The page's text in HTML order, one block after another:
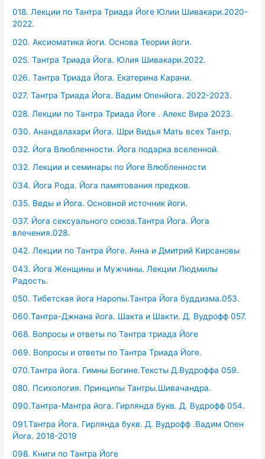
018. Лекции по Тантра Триада Йоге Юлии Шивакари.2020-
2022.
020. Аксиоматика йоги. Основа Теории йоги.
025. Тантра Триада Йога. Юлия Шивакари.2022.
026. Тантра Триада Йога. Екатерина Карани.
027. Тантра Триада Йога. Вадим Опенйога. 2022-2023.
028. Лекции по Тантра Триада Йоге . Алекс Вира 2023.
030. Анандалахари Йога. Шри Видья Мать всех Тантр.
032. Йога Влюбленности. Йога подарка вселенной.
032. Лекции и семинары по Йоге Влюбленности
034. Йога Рода. Йога памятования предков.
035. Веды и Йога. Основной источник йоги.
037. Йога сексуального союза.Тантра Йога. Йога
влечения.028.
042. Лекции по Тантра Йоге. Анна и Дмитрий Кирсановы
043. Йога Женщины и Мужчины. Лекции Людмилы
Радость.
050. Тибетская йога Наропы.Тантра Йога буддизма.053.
060.Тантра-Джнана йога. Шакта и Шакти. Д. Вудрофф 057.
068. Вопросы и ответы по Тантра триада Йоге
069. Вопросы и ответы по Тантра Триада Йоге.
070.Тантра йога. Гимны Богине.Тексты Д.Вудроффа 059.
080. Психология. Принципы Тантры.Шивачандра.
090.Тантра-Мантра йога. Гирлянда букв. Д. Вудрофф 054.
091.Тантра Йога. Гирлянда букв. Д. Вудрофф .Вадим Опен
Йога. 2018-2019
098. Книги по Тантра Йоге